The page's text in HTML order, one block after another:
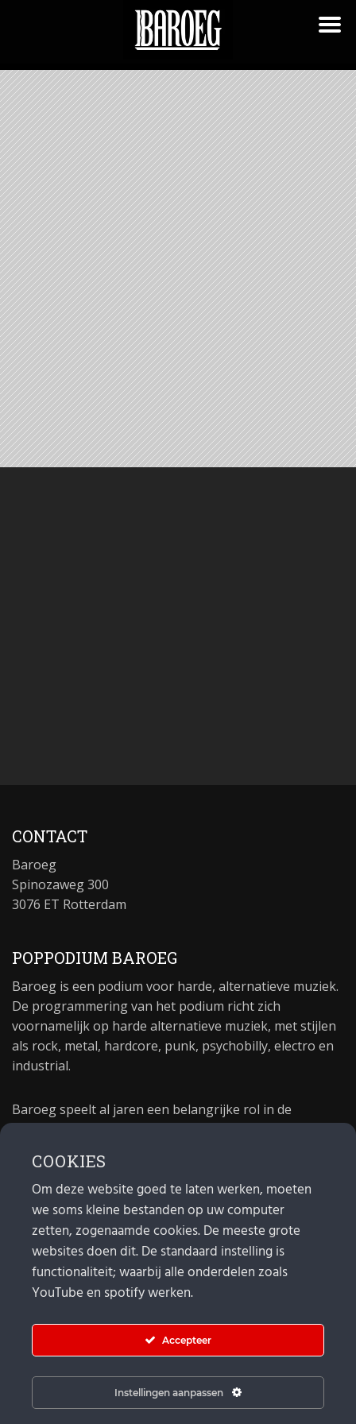
CONTACT
Baroeg
Spinozaweg 300
3076 ET Rotterdam
POPPODIUM BAROEG
Baroeg is een podium voor harde, alternatieve muziek.
De programmering van het podium richt zich
voornamelijk op harde alternatieve muziek, met stijlen
als rock, metal, hardcore, punk, psychobilly, electro en
industrial.
Baroeg speelt al jaren een belangrijke rol in de
poppodium 40 jaar.
MAIL
Algemeen: info@baroeg.nl
Bands & boeking: leon@baroeg.nl
Promotie & publiciteit: francis@baroeg.nl
COOKIES
Om deze website goed te laten werken, moeten
we soms kleine bestanden op uw computer
zetten, zogenaamde cookies. De meeste grote
websites doen dit. De standaard instelling is
functionaliteit; waarbij alle onderdelen zoals
YouTube en spotify werken.
Accepteer
Instellingen aanpassen